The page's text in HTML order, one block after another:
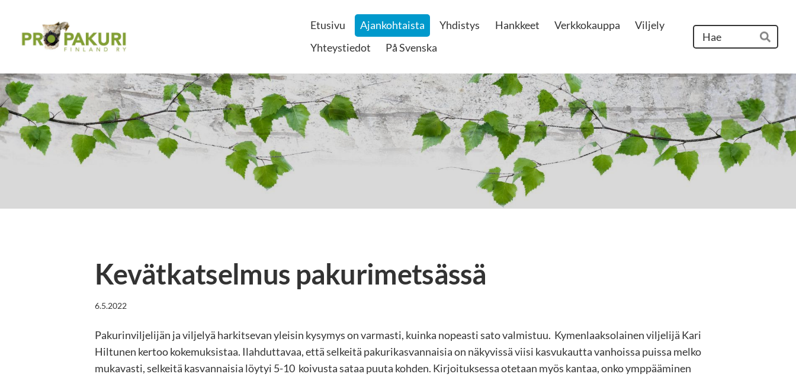
sivun
sisältöön
Pro Pakuri Finland ry
Etusivu Ajankohtaista Yhdistys Hankkeet Verkkokauppa
Viljely
Yhteystiedot
På Svenska Hae
Kevätkatselmus pakurimetsässä
6.5.2022
Pakurinviljelijän ja viljelyä harkitsevan yleisin kysymys on varmasti, kuinka nopeasti sato valmistuu. Kymenlaaksolainen viljelijä Kari
Hiltunen kertoo kokemuksistaa. Ilahduttavaa, että selkeitä pakurikasvannaisia on näkyvissä viisi kasvukautta vanhoissa puissa melko
mukavasti, selkeitä kasvannaisia löytyi 5-10 koivusta sataa puuta kohden. Kirjoituksessa otetaan myös kantaa, onko ymppääminen